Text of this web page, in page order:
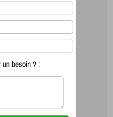
un besoin ? :